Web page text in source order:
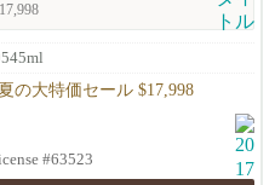
17,998
の大特価セール $17,998
#63523